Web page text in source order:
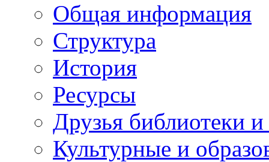
Общая информация
Структура
История
Ресурсы
Друзья библиотеки
Культурные и